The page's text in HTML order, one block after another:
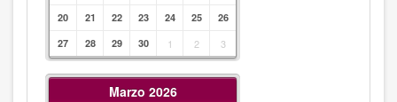
20
21 22 23 24 25
26
27
28 29 30 1 2 3
Marzo 2026